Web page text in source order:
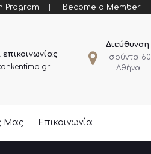
Program Become a Member
επικοινωνίας
Διεύθυνση
Τσούντα 60
Αθήνα
Μας Επικοινωνία